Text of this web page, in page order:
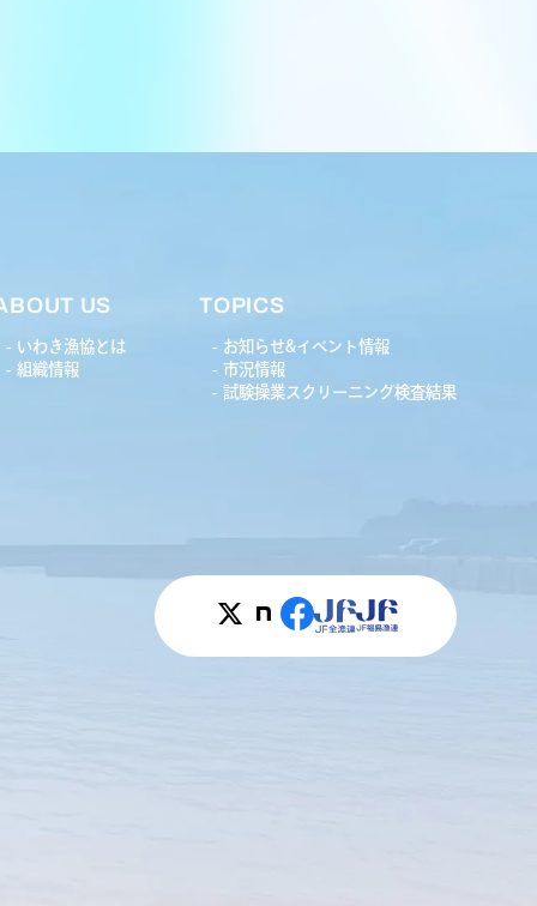
US
いわき漁協とは
組織情報
TOPICS
お知らせ&イベント情報
市況情報
試験操業スクリーニング検査結果